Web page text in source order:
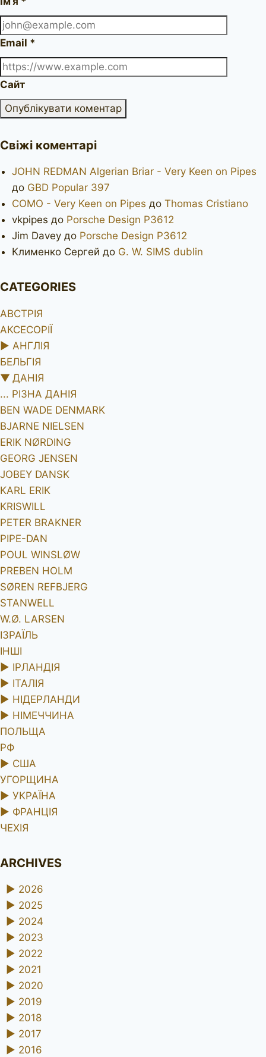
Email *
Сайт
Свіжі коментарі
JOHN REDMAN Algerian Briar - Very Keen on Pipes
до GBD Popular 397
COMO - Very Keen on Pipes до Thomas Cristiano
vkpipes до Porsche Design P3612
Jim Davey до Porsche Design P3612
Клименко Сергей до G. W. SIMS dublin
CATEGORIES
АВСТРІЯ
АКСЕСОРІЇ
► АНГЛІЯ
БЕЛЬГІЯ
▼ ДАНІЯ
... РІЗНА ДАНІЯ
BEN WADE DENMARK
BJARNE NIELSEN
ERIK NØRDING
GEORG JENSEN
JOBEY DANSK
KARL ERIK
KRISWILL
PETER BRAKNER
PIPE-DAN
POUL WINSLØW
PREBEN HOLM
SØREN REFBJERG
STANWELL
W.Ø. LARSEN
ІЗРАЇЛЬ
ІНШІ
► ІРЛАНДІЯ
► ІТАЛІЯ
► НІДЕРЛАНДИ
► НІМЕЧЧИНА
ПОЛЬЩА
РФ
► США
УГОРЩИНА
► УКРАЇНА
► ФРАНЦІЯ
ЧЕХІЯ
ARCHIVES
► 2026
► 2025
► 2024
► 2023
► 2022
► 2021
► 2020
► 2019
► 2018
► 2017
► 2016